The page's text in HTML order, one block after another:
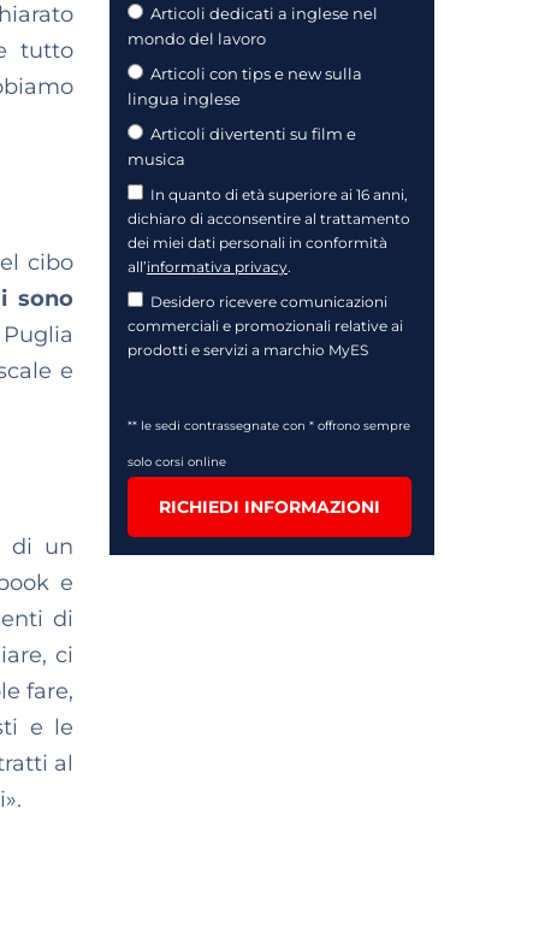
tutto
cibo
sono
e
di un
e
di
ci
fare,
e le
al
Articoli dedicati a inglese nel
mondo del lavoro
Articoli con tips e new sulla
lingua inglese
Articoli divertenti su film e
musica
In quanto di età superiore ai 16 anni,
dichiaro di acconsentire al trattamento
dei miei dati personali in conformità
all’informativa privacy.
Desidero ricevere comunicazioni
commerciali e promozionali relative ai
prodotti e servizi a marchio MyES
** le sedi contrassegnate con * offrono sempre
solo corsi online
RICHIEDI INFORMAZIONI